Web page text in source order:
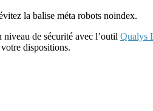
la balise méta robots noindex.
de sécurité avec l’outil Qualys
dispositions.